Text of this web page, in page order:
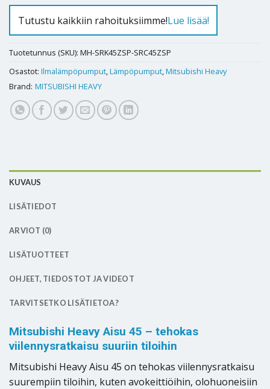
Tutustu kaikkiin rahoituksiimme!Lue lisää!
Tuotetunnus (SKU): MH-SRK45ZSP-SRC45ZSP
Osastot: Ilmalämpöpumput,Lämpöpumput,Mitsubishi Heavy
Brand: MITSUBISHI HEAVY
KUVAUS
LISÄTIEDOT
ARVIOT (0)
LISÄTUOTTEET
OHJEET, TIEDOSTOT JA VIDEOT
TARVITSETKO LISÄTIETOA?
Mitsubishi Heavy Aisu 45 – tehokas
viilennysratkaisu suuriin tiloihin
Mitsubishi Heavy Aisu 45 on tehokas viilennysratkaisu
suurempiin tiloihin, kuten avokeittiöihin, olohuoneisiin